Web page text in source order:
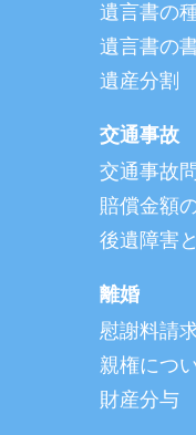
遺言書の
遺言書の
遺産分割
交通事故
交通事故
賠償金額
後遺障害
離婚
慰謝料請
親権につ
財産分与